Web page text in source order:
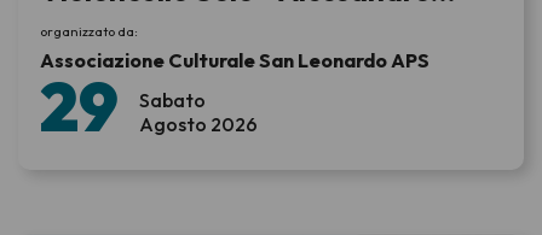
Sabato
29 Agosto 2026
Palmeri, violoncello.
organizzato da:
Associazione Culturale San Leonardo APS